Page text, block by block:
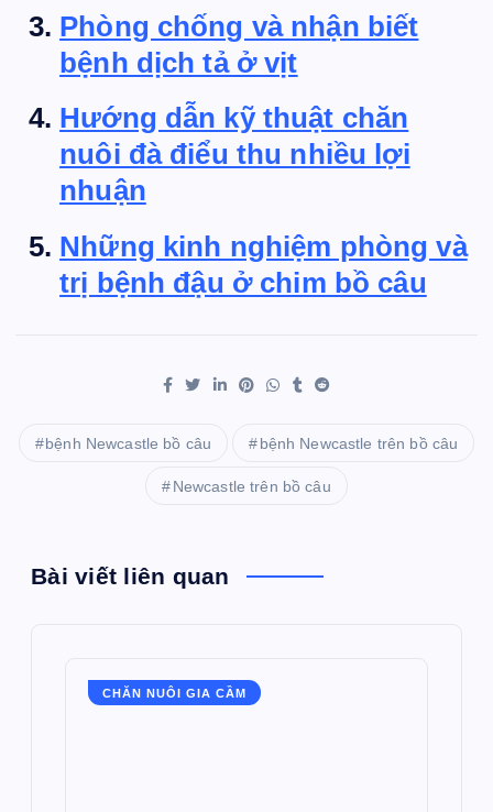
Phòng chống và nhận biết
bệnh dịch tả ở vịt
Hướng dẫn kỹ thuật chăn
nuôi đà điểu thu nhiều lợi
nhuận
Những kinh nghiệm phòng và
trị bệnh đậu ở chim bồ câu
bệnh Newcastle bồ câu bệnh Newcastle trên bồ câu
Newcastle trên bồ câu
Bài viết liên quan
CHĂN NUÔI GIA CẦM